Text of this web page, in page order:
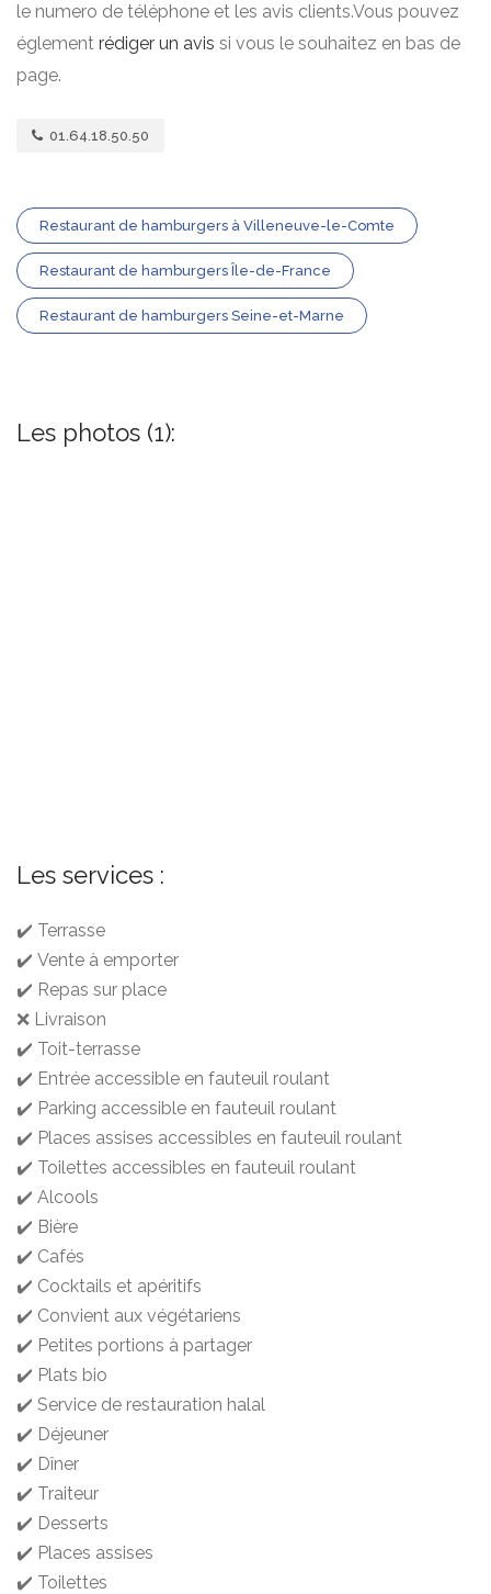
le numero de téléphone et les avis clients.Vous pouvez
églement rédiger un avis si vous le souhaitez en bas de
page.
01.64.18.50.50
Restaurant de hamburgers à Villeneuve-le-Comte
Restaurant de hamburgers Île-de-France
Restaurant de hamburgers Seine-et-Marne
Les photos (1):
Les services :
✔️ Terrasse
✔️ Vente à emporter
✔️ Repas sur place
❌ Livraison
✔️ Toit-terrasse
✔️ Entrée accessible en fauteuil roulant
✔️ Parking accessible en fauteuil roulant
✔️ Places assises accessibles en fauteuil roulant
✔️ Toilettes accessibles en fauteuil roulant
✔️ Alcools
✔️ Bière
✔️ Cafés
✔️ Cocktails et apéritifs
✔️ Convient aux végétariens
✔️ Petites portions à partager
✔️ Plats bio
✔️ Service de restauration halal
✔️ Déjeuner
✔️ Dîner
✔️ Traiteur
✔️ Desserts
✔️ Places assises
✔️ Toilettes